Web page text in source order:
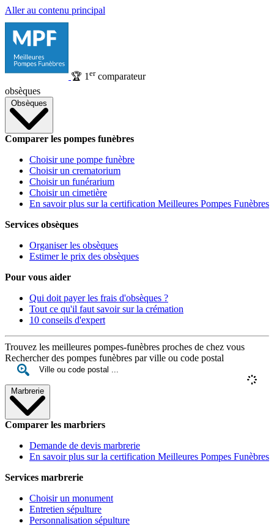
Aller au contenu principal
🏆 1 ercomparateur
obsèques
Obsèques
Comparer les pompes funèbres
Choisir une pompe funèbre
Choisir un crematorium
Choisir un funérarium
Choisir un cimetière
En savoir plus sur la certification Meilleures Pompes Funèbres
Services obsèques
Organiser les obsèques
Estimer le prix des obsèques
Pour vous aider
Qui doit payer les frais d'obsèques ?
Tout ce qu'il faut savoir sur la crémation
10 conseils d'expert
Trouvez les meilleures pompes-funèbres proches de chez vous
Rechercher des pompes funèbres par ville ou code postal
Marbrerie
Comparer les marbriers
Demande de devis marbrerie
En savoir plus sur la certification Meilleures Pompes Funèbres
Services marbrerie
Choisir un monument
Entretien sépulture
Personnalisation sépulture